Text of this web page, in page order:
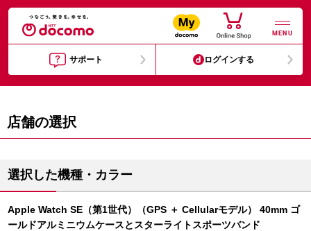
MENU
サポート ログインする
店舗の選択
選択した機種・カラー
Apple Watch SE（第1世代）（GPS ＋ Cellularモデル） 40mm ゴ
ールドアルミニウムケースとスターライトスポーツバンド